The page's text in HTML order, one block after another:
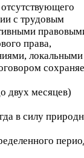
с трудовым
права,
локальными
двух месяцев)
в силу